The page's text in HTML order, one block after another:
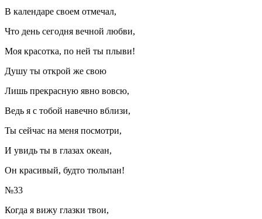
В календаре своем отмечал,
Что день сегодня вечной любви,
Моя красотка, по ней ты плыви!
Душу ты открой же свою
Лишь прекрасную явно вовсю,
Ведь я с тобой навечно вблизи,
Ты сейчас на меня посмотри,
И увидь ты в глазах океан,
Он красивый, будто тюльпан!
№33
Когда я вижу глазки твои,